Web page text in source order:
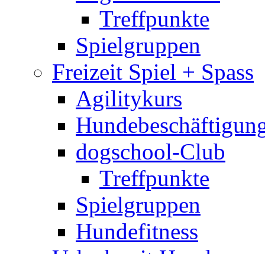
Treffpunkte
Spielgruppen
Freizeit Spiel + Spass
Agilitykurs
dogschool-Club
Treffpunkte
Spielgruppen
Hundefitness